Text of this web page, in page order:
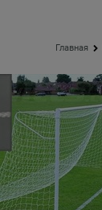
Главная